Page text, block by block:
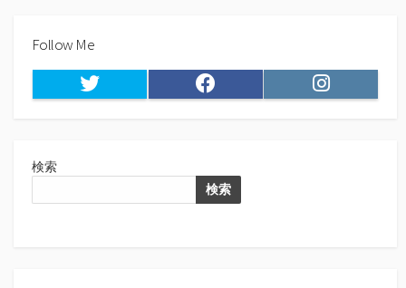
Follow Me
Twitter Facebook Instagram
検索
検索